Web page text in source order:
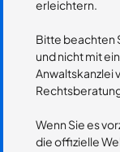
erleichtern.
Bitte beachten
und nicht mit
Anwaltskanzlei
Wenn Sie es
die offizielle